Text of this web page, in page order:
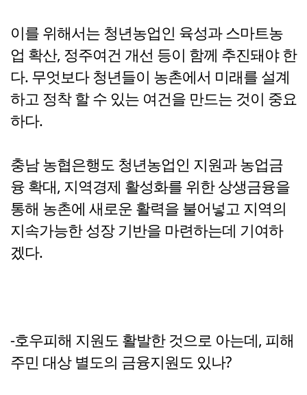
이를 위해서는 청년농업인 육성과 스마트농
업 확산, 정주여건 개선 등이 함께 추진돼야 한
다. 무엇보다 청년들이 농촌에서 미래를 설계
하고 정착 할 수 있는 여건을 만드는 것이 중요
하다.
충남 농협은행도 청년농업인 지원과 농업금
융 확대, 지역경제 활성화를 위한 상생금융을
통해 농촌에 새로운 활력을 불어넣고 지역의
지속가능한 성장 기반을 마련하는데 기여하
겠다.
-호우피해 지원도 활발한 것으로 아는데, 피해
주민 대상 별도의 금융지원도 있나?